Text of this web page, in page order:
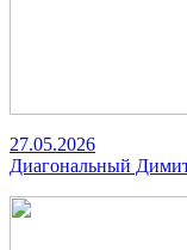
27.05.2026
Диагональный